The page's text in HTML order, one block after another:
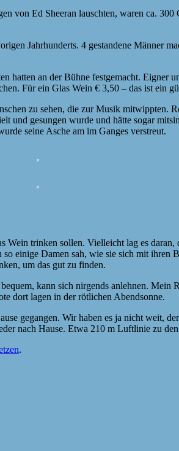
von Ed Sheeran lauschten, waren ca. 300
Jahrhunderts. 4 gestandene Männer
hatten an der Bühne festgemacht. Eigner
Für ein Glas Wein € 3,50 – das ist ein
zu sehen, die zur Musik mitwippten.
und gesungen wurde und hätte sogar
seine Asche am im Ganges verstreut.
trinken sollen. Vielleicht lag es
einige Damen sah, wie sie sich mit
um das gut zu finden.
kann sich nirgends anlehnen. Mein
dort lagen in der rötlichen Abendsonne.
gegangen. Wir haben es ja nicht weit,
nach Hause. Etwa 210 m Luftlinie zu
.